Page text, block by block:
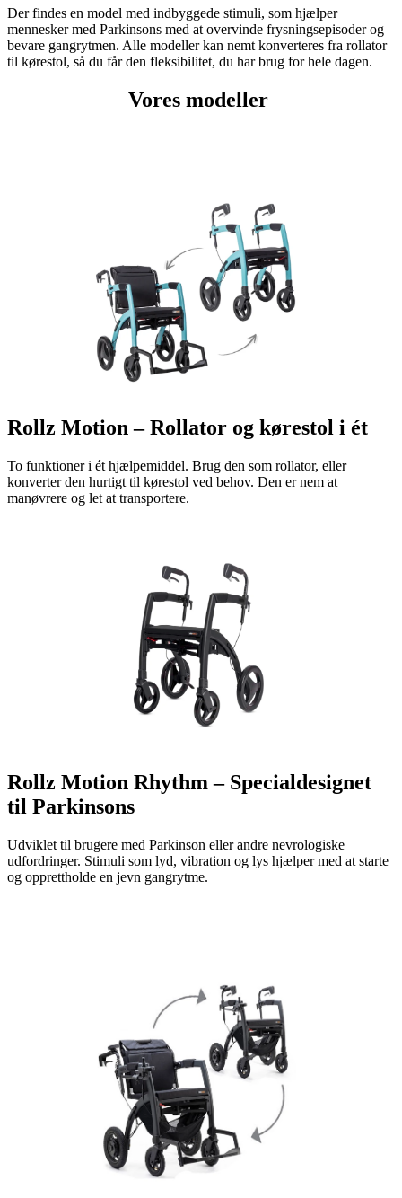
Der findes en model med indbyggede stimuli, som hjælper
mennesker med Parkinsons med at overvinde frysningsepisoder og
bevare gangrytmen. Alle modeller kan nemt konverteres fra rollator
til kørestol, så du får den fleksibilitet, du har brug for hele dagen.
Vores modeller
Rollz Motion – Rollator og kørestol i ét
To funktioner i ét hjælpemiddel. Brug den som rollator, eller
konverter den hurtigt til kørestol ved behov. Den er nem at
manøvrere og let at transportere.
Rollz Motion Rhythm – Specialdesignet
til Parkinsons
Udviklet til brugere med Parkinson eller andre nevrologiske
udfordringer. Stimuli som lyd, vibration og lys hjælper med at starte
og opprettholde en jevn gangrytme.